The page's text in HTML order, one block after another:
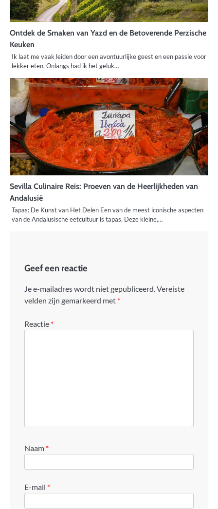
Ontdek de Smaken van Yazd en de Betoverende Perzische
Keuken
Ik laat me vaak leiden door een avontuurlijke geest en een passie voor
lekker eten. Onlangs had ik het geluk…
Sevilla Culinaire Reis: Proeven van de Heerlijkheden van
Andalusië
Tapas: De Kunst van Het Delen Een van de meest iconische aspecten
van de Andalusische eetcultuur is tapas. Deze kleine,…
Geef een reactie
Je e-mailadres wordt niet gepubliceerd.Vereiste
velden zijn gemarkeerd met *
Reactie *
Naam *
E-mail *